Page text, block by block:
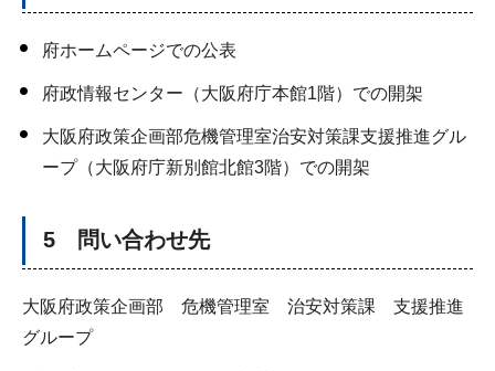
府ホームページでの公表
府政情報センター（大阪府庁本館1階）での開架
大阪府政策企画部危機管理室治安対策課支援推進グル
ープ（大阪府庁新別館北館3階）での開架
5 問い合わせ先
大阪府政策企画部 危機管理室 治安対策課 支援推進
グループ